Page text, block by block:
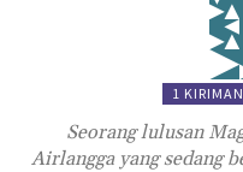
1 KIRIMAN
Seorang lulusan
Airlangga yang sedang